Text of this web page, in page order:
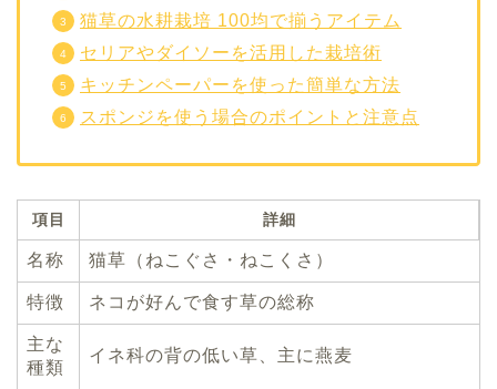
猫草の水耕栽培 100均で揃うアイテム
セリアやダイソーを活用した栽培術
キッチンペーパーを使った簡単な方法
スポンジを使う場合のポイントと注意点
項目 詳細
名称 猫草（ねこぐさ・ねこくさ）
特徴 ネコが好んで食す草の総称
主な
種類
イネ科の背の低い草、主に燕麦